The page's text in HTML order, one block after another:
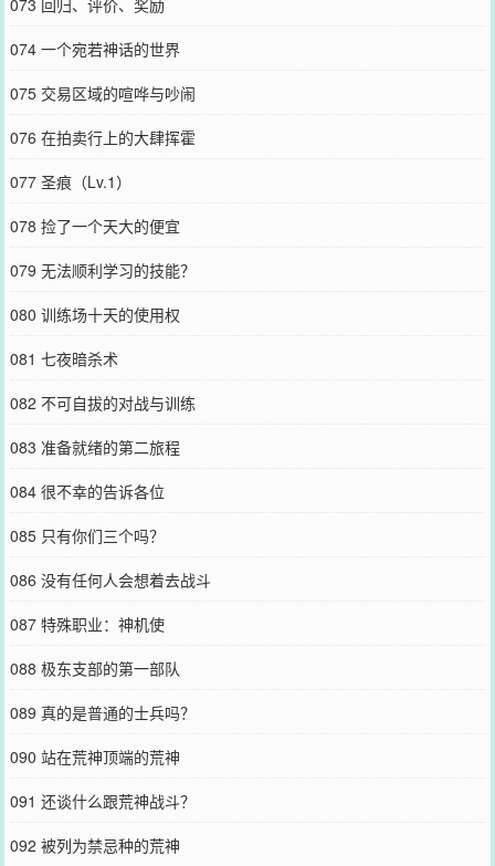
074 一个宛若神话的世界
075 交易区域的喧哗与吵闹
076 在拍卖行上的大肆挥霍
077 圣痕（Lv.1）
078 捡了一个天大的便宜
079 无法顺利学习的技能？
080 训练场十天的使用权
081 七夜暗杀术
082 不可自拔的对战与训练
083 准备就绪的第二旅程
084 很不幸的告诉各位
085 只有你们三个吗？
086 没有任何人会想着去战斗
087 特殊职业：神机使
088 极东支部的第一部队
089 真的是普通的士兵吗？
090 站在荒神顶端的荒神
091 还谈什么跟荒神战斗？
092 被列为禁忌种的荒神